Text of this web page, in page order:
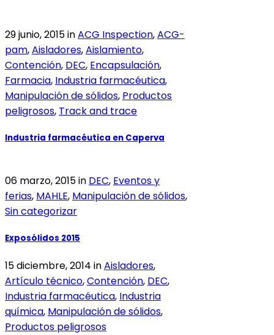
29 junio, 2015inACG Inspection,ACG-
pam,Aisladores,Aislamiento,
Contención, DEC, Encapsulación,
Farmacia, Industria farmacéutica,
Manipulación de sólidos, Productos
peligrosos, Track and trace
Industria farmacéutica en Caperva
06 marzo, 2015in DEC, Eventos y
ferias, MAHLE, Manipulación de sólidos,
Sin categorizar
Exposólidos 2015
15 diciembre, 2014 inAisladores,
Artículo técnico,Contención, DEC,
Industria farmacéutica, Industria
química, Manipulación de sólidos,
Productos peligrosos